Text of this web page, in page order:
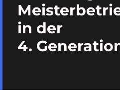
in der
4.